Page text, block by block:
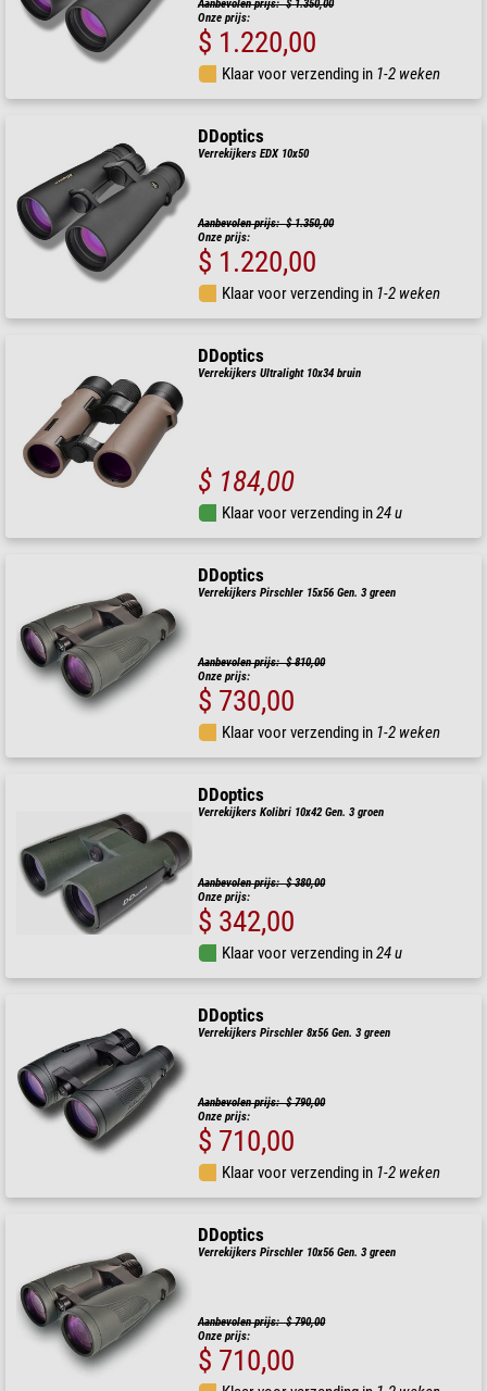
Aanbevolen prijs: $ 1.350,00
Onze prijs:
$ 1.220,00
Klaar voor verzending in 1-2 weken
DDoptics
Verrekijkers EDX 10x50
Aanbevolen prijs: $ 1.350,00
Onze prijs:
$ 1.220,00
Klaar voor verzending in 1-2 weken
DDoptics
Verrekijkers Ultralight 10x34 bruin
$ 184,00
Klaar voor verzending in24 u
DDoptics
Verrekijkers Pirschler 15x56 Gen. 3 green
Aanbevolen prijs: $ 810,00
Onze prijs:
$ 730,00
Klaar voor verzending in 1-2 weken
DDoptics
Verrekijkers Kolibri 10x42 Gen. 3 groen
Aanbevolen prijs: $ 380,00
Onze prijs:
$ 342,00
Klaar voor verzending in24 u
DDoptics
Verrekijkers Pirschler 8x56 Gen. 3 green
Aanbevolen prijs: $ 790,00
Onze prijs:
$ 710,00
Klaar voor verzending in 1-2 weken
DDoptics
Verrekijkers Pirschler 10x56 Gen. 3 green
Aanbevolen prijs: $ 790,00
Onze prijs:
$ 710,00